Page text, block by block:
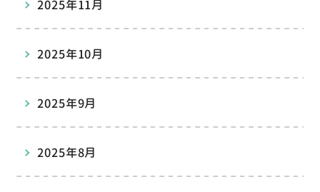
2025年11月
2025年10月
2025年9月
2025年8月